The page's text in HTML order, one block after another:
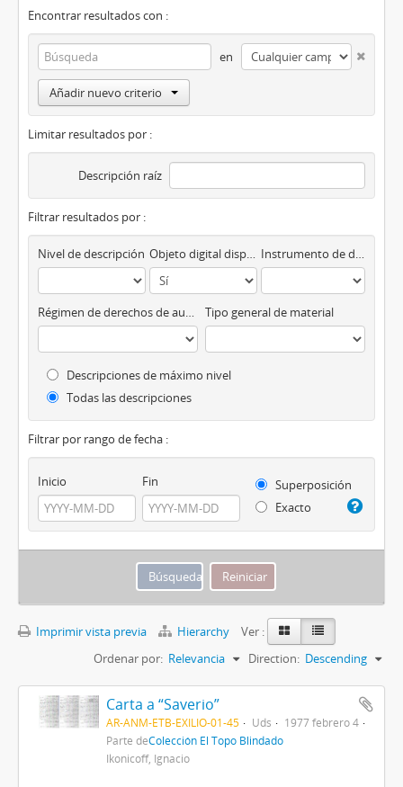
Encontrar resultados con :
en
Añadir nuevo criterio
Limitar resultados por :
Descripción raíz
Filtrar resultados por :
Nivel de descripción Objeto digital disponibles Instrumento de descripción
Régimen de derechos de autor Tipo general de material
Descripciones de máximo nivel
Todas las descripciones
Filtrar por rango de fecha :
Inicio Fin
Superposición
Exacto
Imprimir vista previa Hierarchy
Ver :
Ordenar por: Relevancia Direction: Descending
Carta a “Saverio”
AR-ANM-ETB-EXILIO-01-45 Uds
1977 febrero 4
Parte deColección El Topo Blindado
Ikonicoff, Ignacio